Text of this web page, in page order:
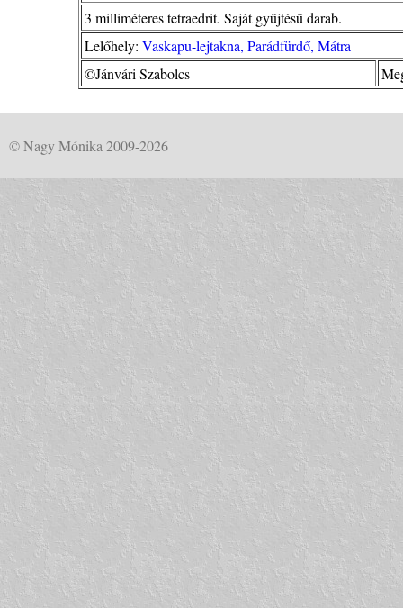
3 milliméteres tetraedrit. Saját gyűjtésű darab.
Lelőhely: Vaskapu-lejtakna, Parádfürdő, Mátra
©Jánvári Szabolcs
© Nagy Mónika 2009-2026